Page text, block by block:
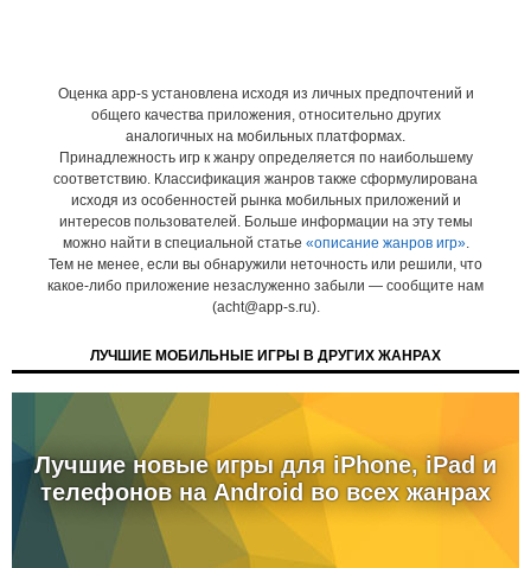
Оценка app-s установлена исходя из личных предпочтений и
общего качества приложения, относительно других
аналогичных на мобильных платформах.
Принадлежность игр к жанру определяется по наибольшему
соответствию. Классификация жанров также сформулирована
исходя из особенностей рынка мобильных приложений и
интересов пользователей. Больше информации на эту темы
можно найти в специальной статье «описание жанров игр».
Тем не менее, если вы обнаружили неточность или решили, что
какое-либо приложение незаслуженно забыли — сообщите нам
(acht@app-s.ru).
ЛУЧШИЕ МОБИЛЬНЫЕ ИГРЫ В ДРУГИХ ЖАНРАХ
Лучшие новые игры для iPhone, iPad и
телефонов на Android во всех жанрах